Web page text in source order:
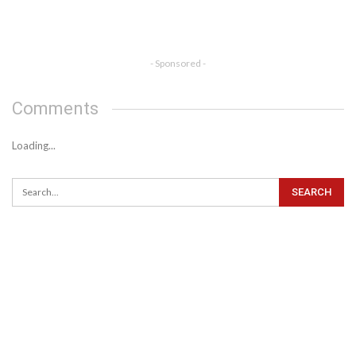
- Sponsored -
Comments
Loading...